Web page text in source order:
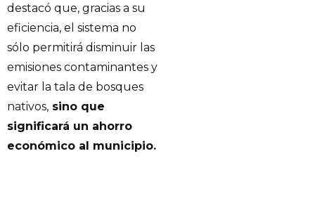
destacó que, gracias a su
eficiencia, el sistema no
sólo permitirá disminuir las
emisiones contaminantes y
evitar la tala de bosques
nativos, sino que
significará un ahorro
económico al municipio.